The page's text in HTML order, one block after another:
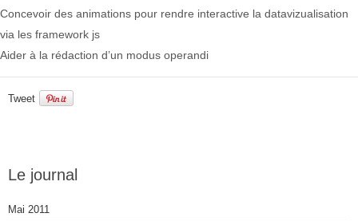
Concevoir des animations pour rendre interactive la datavizualisation
via les framework js
Aider à la rédaction d’un modus operandi
Tweet
Le journal
Mai 2011